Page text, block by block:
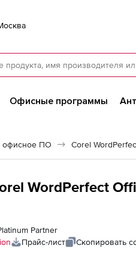
Офисные программы
офисное ПО Corel
WordPerfect
Partner
Прайс-лист Скопировать